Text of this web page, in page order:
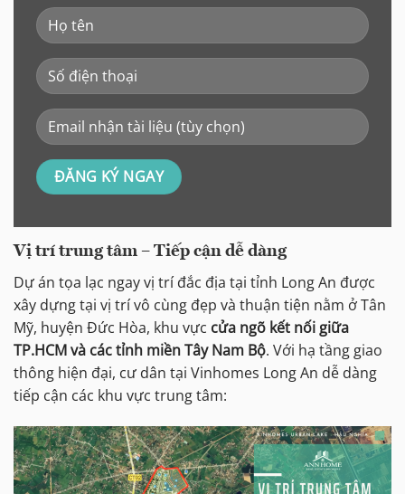
Vị trí trung tâm – Tiếp cận dễ dàng
Dự án tọa lạc ngay vị trí đắc địa tại tỉnh Long An được
xây dựng tại vị trí vô cùng đẹp và thuận tiện nằm ở Tân
Mỹ, huyện Đức Hòa, khu vực cửa ngõ kết nối giữa
TP.HCM và các tỉnh miền Tây Nam Bộ. Với hạ tầng giao
thông hiện đại, cư dân tại Vinhomes Long An dễ dàng
tiếp cận các khu vực trung tâm: